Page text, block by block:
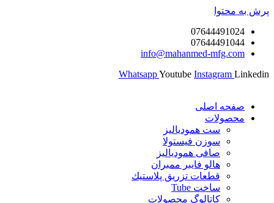
پرش به محتوا
07644491024
07644491044
info@mahanmed-mfg.com
WhatsappYoutube Instagram Linkedin
صفحه اصلی
محصولات
ست همودیالیز
سوزن فیستولا
صافی همودیالیز
هالو فایبر ممبران
قطعات تزريق پلاستيك
ساخت Tube
کاتالوگ محصولات